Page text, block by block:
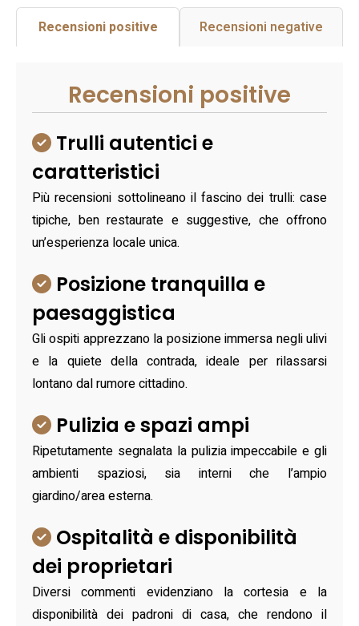
Recensioni positive Recensioni negative
Recensioni positive
Trulli autentici e
caratteristici
Più recensioni sottolineano il fascino dei trulli: case
tipiche, ben restaurate e suggestive, che offrono
un’esperienza locale unica.
Posizione tranquilla e
paesaggistica
Gli ospiti apprezzano la posizione immersa negli ulivi
e la quiete della contrada, ideale per rilassarsi
lontano dal rumore cittadino.
Pulizia e spazi ampi
Ripetutamente segnalata la pulizia impeccabile e gli
ambienti spaziosi, sia interni che l’ampio
giardino/area esterna.
Ospitalità e disponibilità
dei proprietari
Diversi commenti evidenziano la cortesia e la
disponibilità dei padroni di casa, che rendono il